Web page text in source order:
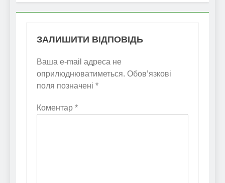
ЗАЛИШИТИ ВІДПОВІДЬ
Ваша e-mail адреса не
оприлюднюватиметься. Обов’язкові
поля позначені *
Коментар *